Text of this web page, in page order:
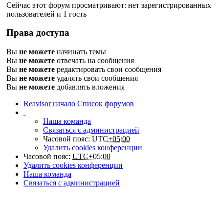
Сейчас этот форум просматривают: нет зарегистрированных
пользователей и 1 гость
Права доступа
Вы не можете начинать темы
Вы не можете отвечать на сообщения
Вы не можете редактировать свои сообщения
Вы не можете удалять свои сообщения
Вы не можете добавлять вложения
Reavisor начало Список форумов
Наша команда
Связаться с администрацией
Часовой пояс: UTC+05:00
Удалить cookies конференции
Часовой пояс: UTC+05:00
Удалить cookies конференции
Наша команда
Связаться с администрацией